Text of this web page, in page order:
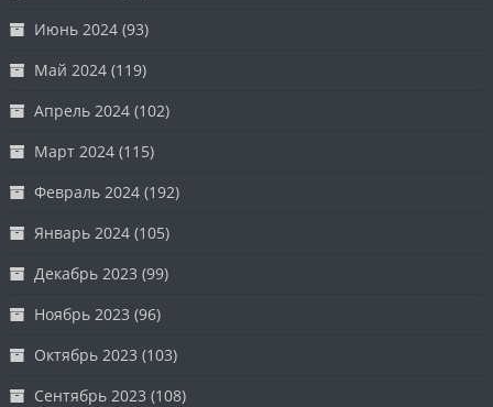
Июнь 2024 (93)
Май 2024 (119)
Апрель 2024 (102)
Март 2024 (115)
Февраль 2024 (192)
Январь 2024 (105)
Декабрь 2023 (99)
Ноябрь 2023 (96)
Октябрь 2023 (103)
Сентябрь 2023 (108)